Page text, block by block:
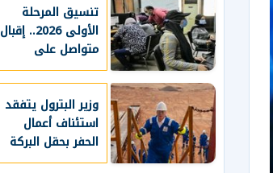
تنسيق المرحلة
الأولى 2026.. إقبال
متواصل على
معامل هندسة
القاهرة لتسجيل
الرغبات
وزير البترول يتفقد
استئناف أعمال
الحفر بحقل البركة
في أسوان ويؤكد: